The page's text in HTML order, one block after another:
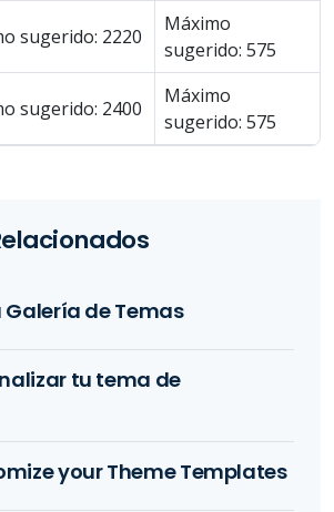
sugerido: 2220
Máximo
sugerido: 575
sugerido: 2400
Máximo
sugerido: 575
de Temas
tu tema de
your Theme Templates